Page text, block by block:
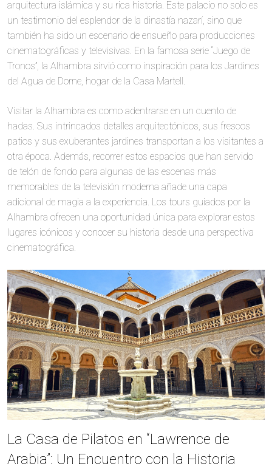
arquitectura islámica y su rica historia. Este palacio no solo es
un testimonio del esplendor de la dinastía nazarí, sino que
también ha sido un escenario de ensueño para producciones
cinematográficas y televisivas. En la famosa serie “Juego de
Tronos”, la Alhambra sirvió como inspiración para los Jardines
del Agua de Dorne, hogar de la Casa Martell.
Visitar la Alhambra es como adentrarse en un cuento de
hadas. Sus intrincados detalles arquitectónicos, sus frescos
patios y sus exuberantes jardines transportan a los visitantes a
otra época. Además, recorrer estos espacios que han servido
de telón de fondo para algunas de las escenas más
memorables de la televisión moderna añade una capa
adicional de magia a la experiencia. Los tours guiados por la
Alhambra ofrecen una oportunidad única para explorar estos
lugares icónicos y conocer su historia desde una perspectiva
cinematográfica.
La Casa de Pilatos en “Lawrence de
Arabia”: Un Encuentro con la Historia